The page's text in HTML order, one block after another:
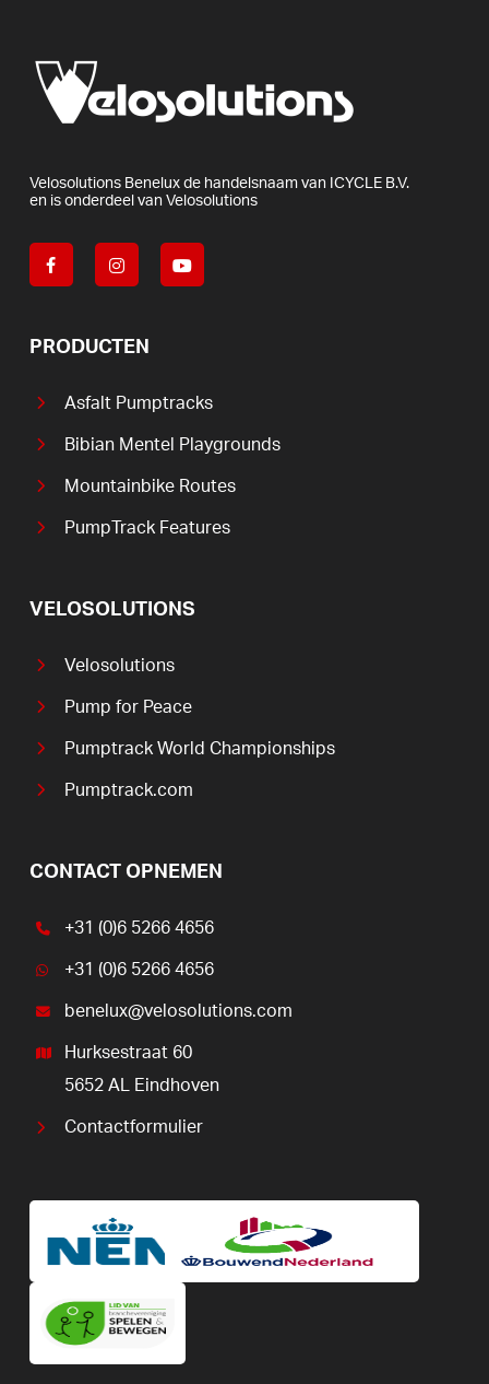
Velosolutions Benelux de handelsnaam van ICYCLE B.V.
en is onderdeel van Velosolutions
PRODUCTEN
Asfalt Pumptracks
Bibian Mentel Playgrounds
Mountainbike Routes
PumpTrack Features
VELOSOLUTIONS
Velosolutions
Pump for Peace
Pumptrack World Championships
Pumptrack.com
CONTACT OPNEMEN
+31 (0)6 5266 4656
+31 (0)6 5266 4656
benelux@velosolutions.com
Hurksestraat 60
5652 AL Eindhoven
Contactformulier